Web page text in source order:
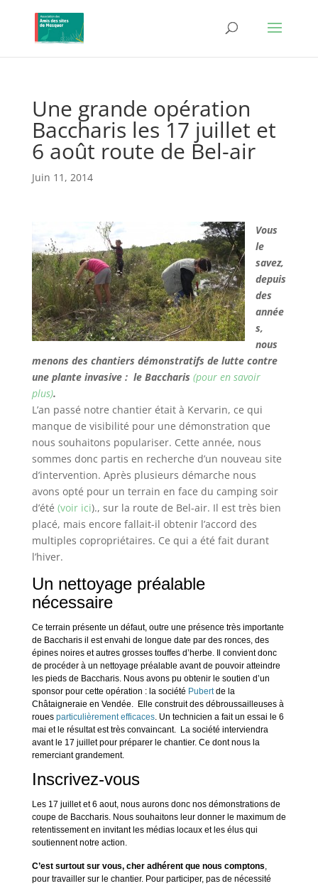
Une grande opération
Baccharis les 17 juillet et
6 août route de Bel-air
Juin 11, 2014
Vous
le
savez,
depuis
des
année
s,
nous
menons des chantiers démonstratifs de lutte contre
une plante invasive : le Baccharis (pour en savoir
plus).
L’an passé notre chantier était à Kervarin, ce qui
manque de visibilité pour une démonstration que
nous souhaitons populariser. Cette année, nous
sommes donc partis en recherche d’un nouveau site
d’intervention. Après plusieurs démarche nous
avons opté pour un terrain en face du camping soir
d’été (voir ici)., sur la route de Bel-air. Il est très bien
placé, mais encore fallait-il obtenir l’accord des
multiples copropriétaires. Ce qui a été fait durant
l’hiver.
Un nettoyage préalable
nécessaire
Ce terrain présente un défaut, outre une présence très importante
de Baccharis il est envahi de longue date par des ronces, des
épines noires et autres grosses touffes d’herbe. Il convient donc
de procéder à un nettoyage préalable avant de pouvoir atteindre
les pieds de Baccharis. Nous avons pu obtenir le soutien d’un
sponsor pour cette opération : la société Pubertde la
Châtaigneraie en Vendée. Elle construit des débroussailleuses à
rouesparticulièrement efficaces. Un technicien a fait un essai le 6
mai et le résultat est très convaincant. La société interviendra
avant le 17 juillet pour préparer le chantier. Ce dont nous la
remerciant grandement.
Inscrivez-vous
Les 17 juillet et 6 aout, nous aurons donc nos démonstrations de
coupe de Baccharis. Nous souhaitons leur donner le maximum de
retentissement en invitant les médias locaux et les élus qui
soutiennent notre action.
C’est surtout sur vous, cher adhérent que nous comptons,
pour travailler sur le chantier. Pour participer, pas de nécessité